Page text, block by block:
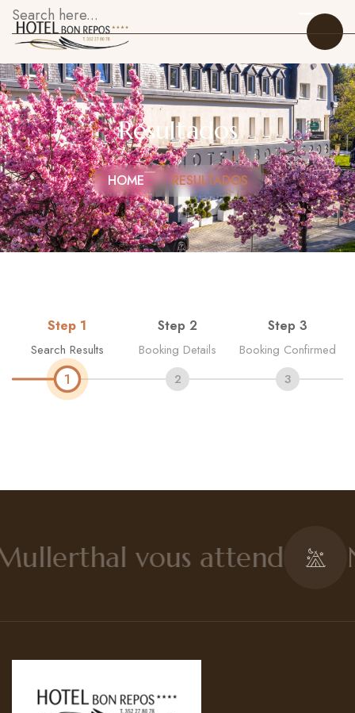
Início
Quartos
Restaurante
O que fazer
Contato
Resultados
HOME RESULTADOS
Step 1
Search Results
1
Step 2
Booking Details
2
Step 3
Booking Confirmed
3
vous attend